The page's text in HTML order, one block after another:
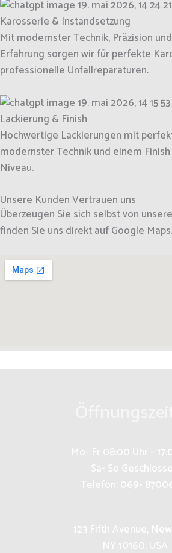
Karosserie & Instandsetzung
Mit modernster Technik, Präzision
Erfahrung sorgen wir für perfekte
professionelle Unfallreparaturen.
Lackierung & Finish
Hochwertige Lackierungen mit
modernster Technik und einem
Niveau.
Unsere Kunden Vertrauen uns
Überzeugen Sie sich selbst von
finden Sie uns direkt auf Google Maps.
Mo- Fr 08:00 Uhr –
Sa- So
Telefon: 069-
123 Fifth Avenue,
NY 10160, USA